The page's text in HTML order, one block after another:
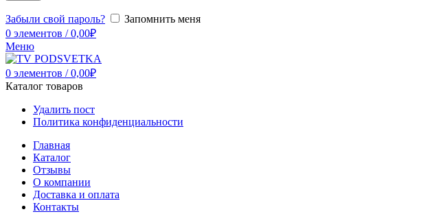
Забыли свой пароль?
Запомнить меня
0 элементов / 0,00₽
Меню
0 элементов / 0,00₽
Каталог товаров
Удалить пост
Политика конфиденциальности
Главная
Каталог
Отзывы
О компании
Доставка и оплата
Контакты